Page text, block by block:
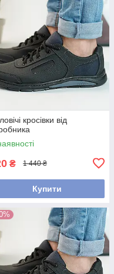
кросівки від
₴ 1 440 ₴
Купити